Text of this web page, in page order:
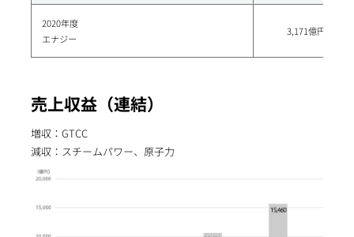
2020年度
エナジー
3,171億円
売上収益（連結）
増収：GTCC
減収：スチームパワー、原子力